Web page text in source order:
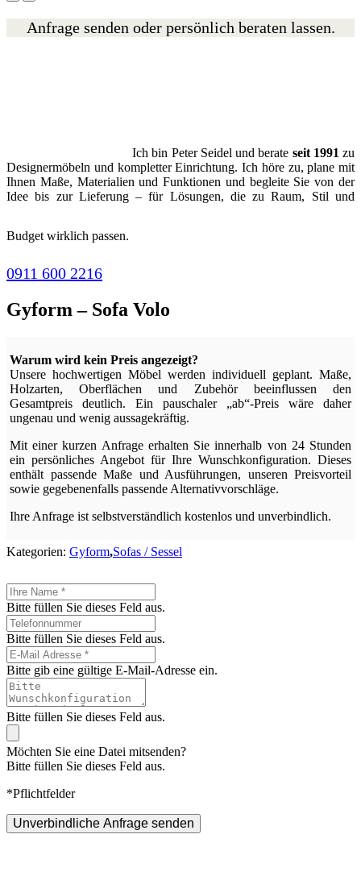
Anfrage senden oder persönlich beraten lassen.
Ich bin Peter Seidel und berate seit 1991 zu
Designermöbeln und kompletter Einrichtung. Ich höre zu, plane mit
Ihnen Maße, Materialien und Funktionen und begleite Sie von der
Idee bis zur Lieferung – für Lösungen, die zu Raum, Stil und
Budget wirklich passen.
0911 600 2216
Gyform – Sofa Volo
Warum wird kein Preis angezeigt?
Unsere hochwertigen Möbel werden individuell geplant. Maße,
Holzarten, Oberflächen und Zubehör beeinflussen den
Gesamtpreis deutlich. Ein pauschaler „ab“-Preis wäre daher
ungenau und wenig aussagekräftig.
Mit einer kurzen Anfrage erhalten Sie innerhalb von 24 Stunden
ein persönliches Angebot für Ihre Wunschkonfiguration. Dieses
enthält passende Maße und Ausführungen, unseren Preisvorteil
sowie gegebenenfalls passende Alternativvorschläge.
Ihre Anfrage ist selbstverständlich kostenlos und unverbindlich.
Kategorien: Gyform,Sofas / Sessel
Bitte füllen Sie dieses Feld aus.
Bitte füllen Sie dieses Feld aus.
Bitte gib eine gültige E-Mail-Adresse ein.
Bitte füllen Sie dieses Feld aus.
Möchten Sie eine Datei mitsenden?
Bitte füllen Sie dieses Feld aus.
*Pflichtfelder
Unverbindliche Anfrage senden